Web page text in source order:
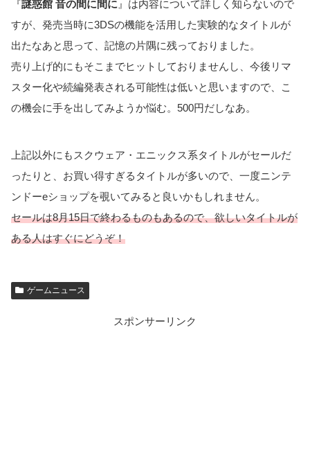
『謎惑館 音の間に間に 』は内容について詳しく知らないので
すが、発売当時に3DSの機能を活用した実験的なタイトルが
出たなあと思って、記憶の片隅に残っておりました。
売り上げ的にもそこまでヒットしておりませんし、今後リマ
スター化や続編発表される可能性は低いと思いますので、こ
の機会に手を出してみようか悩む。500円だしなあ。
上記以外にもスクウェア・エニックス系タイトルがセールだ
ったりと、お買い得すぎるタイトルが多いので、一度ニンテ
ンドーeショップを覗いてみると良いかもしれません。
セールは8月15日で終わるものもあるので、欲しいタイトルが
ある人はすぐにどうぞ！
ゲームニュース
スポンサーリンク